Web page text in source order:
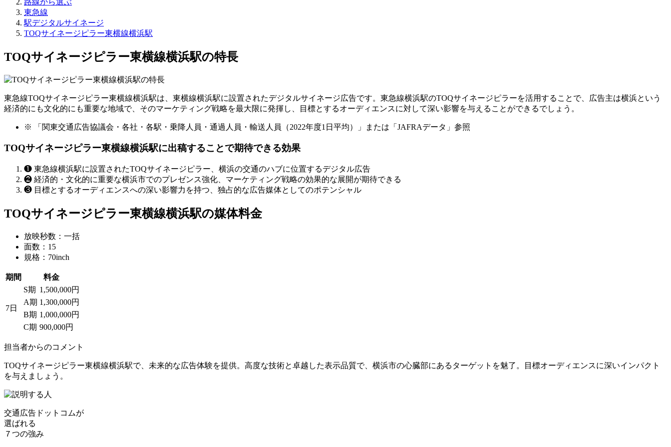
東急線
駅デジタルサイネージ
TOQサイネージピラー東横線横浜駅
TOQサイネージピラー東横線横浜駅の特長
東急線TOQサイネージピラー東横線横浜駅は、東横線横浜駅に設置されたデジタルサイネージ広告です。東急線横浜駅のTOQサイネージピラーを活用することで、広告主は横浜という
経済的にも文化的にも重要な地域で、そのマーケティング戦略を最大限に発揮し、目標とするオーディエンスに対して深い影響を与えることができるでしょう。
※ 「関東交通広告協議会・各社・各駅・乗降人員・通過人員・輸送人員（2022年度1日平均）」または「JAFRAデータ」参照
TOQサイネージピラー東横線横浜駅に出稿することで期待できる効果
❶ 東急線横浜駅に設置されたTOQサイネージピラー、横浜の交通のハブに位置するデジタル広告
❷ 経済的・文化的に重要な横浜市でのプレゼンス強化、マーケティング戦略の効果的な展開が期待できる
❸ 目標とするオーディエンスへの深い影響力を持つ、独占的な広告媒体としてのポテンシャル
TOQサイネージピラー東横線横浜駅の媒体料金
放映秒数：一括
面数：15
規格：70inch
期間 料金
7日
S期 1,500,000円
A期 1,300,000円
B期 1,000,000円
C期 900,000円
担当者からのコメント
TOQサイネージピラー東横線横浜駅で、未来的な広告体験を提供。高度な技術と卓越した表示品質で、横浜市の心臓部にあるターゲットを魅了。目標オーディエンスに深いインパクト
を与えましょう。
交通広告ドットコムが
選ばれる
７つの強み